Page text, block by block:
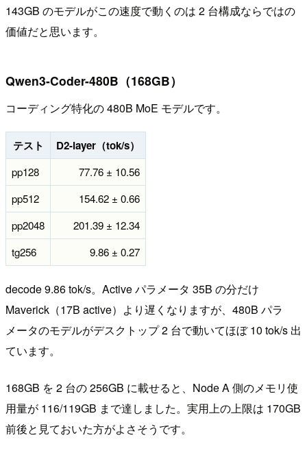
143GB のモデルがこの速度で動くのは 2 台構成ならではの
価値だと思います。
Qwen3-Coder-480B（168GB）
コーディング特化の 480B MoE モデルです。
テスト D2-layer（tok/s）
pp128
77.76 ± 10.56
pp512
154.62 ± 0.66
pp2048
201.39 ± 12.34
tg256
9.86 ± 0.27
decode 9.86 tok/s。Active パラメータ 35B の分だけ
Maverick（17B active）より遅くなりますが、480B パラ
メータのモデルがデスクトップ 2 台で動いてほぼ 10 tok/s 出
ています。
168GB を 2 台の 256GB に載せると、Node A 側のメモリ使
用量が 116/119GB まで達しました。実用上の上限は 170GB
前後と見ておいた方がよさそうです。